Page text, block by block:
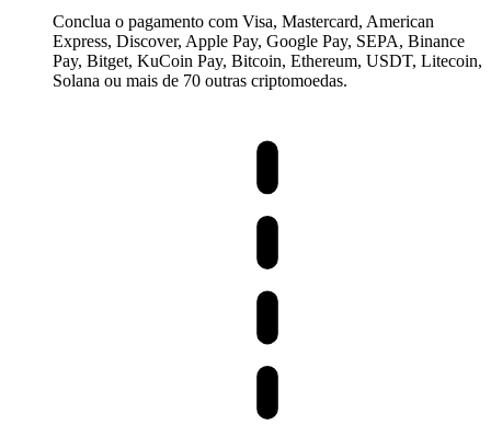
Conclua o pagamento com Visa, Mastercard, American
Express, Discover, Apple Pay, Google Pay, SEPA, Binance
Pay, Bitget, KuCoin Pay, Bitcoin, Ethereum, USDT, Litecoin,
Solana ou mais de 70 outras criptomoedas.